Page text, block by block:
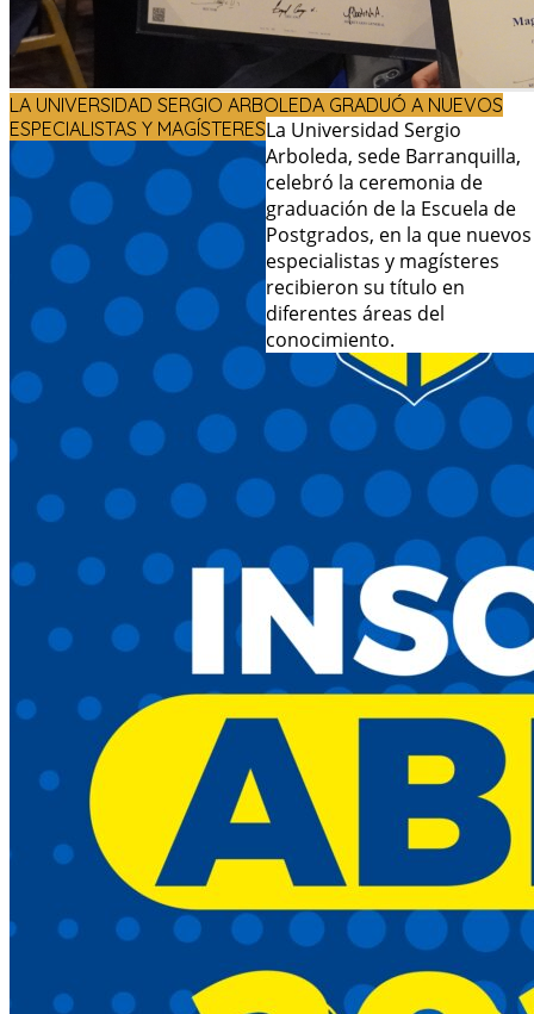
LA UNIVERSIDAD SERGIO ARBOLEDA GRADUÓ A NUEVOS
ESPECIALISTAS Y MAGÍSTERESLa Universidad Sergio
Arboleda, sede Barranquilla,
celebró la ceremonia de
graduación de la Escuela de
Postgrados, en la que nuevos
especialistas y magísteres
recibieron su título en
diferentes áreas del
conocimiento.